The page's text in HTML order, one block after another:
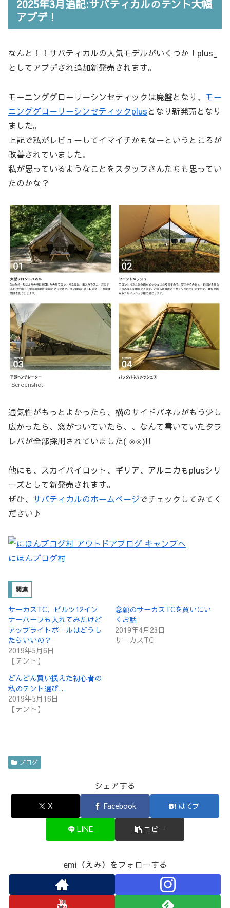
2025年3月追記:サバティカルのテント大幅
アプデ！
なんと！！サバティカルの人気モデルがいくつか「plus」
としてアプデされ追加新発売されます。
モーニンググローリーシンセティックは廃盤となり、 モー
ニンググローリーシンセティックplusとなり新発売となり
ました。
上記で私がレビューしてイマイチかもなーというところが
改善されていました。
私が思っているようなことをスタッフさんたちも思ってい
たのかな？
Screenshot
通気性がもっとよかったら、横のサイドパネルがもう少し
広かったら、窓がついていたら、、なんて書いていたタラ
レバが全部採用されていました( ⊙⊙)!!
他にも、スカイパイロット、ギリア、アルニカもplusシリ
ーズとして新発売されます。
ぜひ、 サバティカルのホームページでチェックしてみてく
ださい♪
にほんブログ村
関連
サーカスTC、ピルツ12イン
ナーハーフも入れてみたけど
アップライトポールはどうし
たらいいの？
2019年5月6日
【テント】
念願のサーカスTCを買いにい
くお話
2019年4月23日
サーカスTC
どんどん買い換えた初心者の
私のテント選び…
2019年5月16日
【テント】
ブログ
シェアする
X Facebook はてブ
LINE コピー
emi（えみ）をフォローする